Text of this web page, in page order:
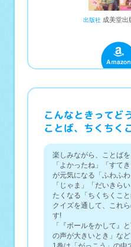
出版社 成美堂出
こんなときってど
ことば、ちくちく
楽しみながら、ことば
「よかったね」「すて
が元気になる「ふわふわ
「じゃま」「だいきら
たくなる「ちくちくこと
クイズを通して、これ
す!
「『ボールをかして』
の声が大きいとき」など
1巻は「がっこう」の中